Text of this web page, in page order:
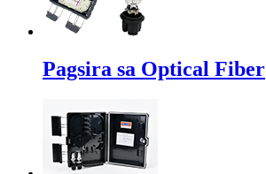
Pagsira sa Optical Fiber